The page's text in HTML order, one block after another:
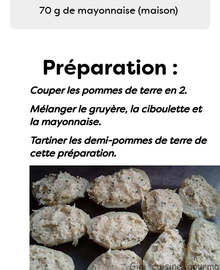
70 g de mayonnaise (maison)
Préparation :
Couper les pommes de terre en 2.
Mélanger le gruyère, la ciboulette et
la mayonnaise.
Tartiner les demi-pommes de terre de
cette préparation.